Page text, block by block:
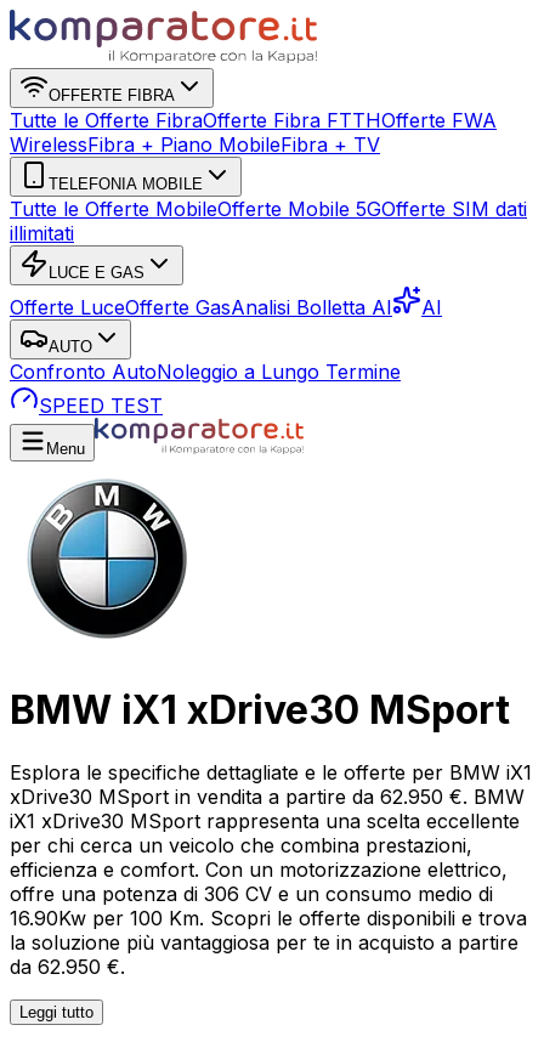
OFFERTE FIBRA
Tutte le Offerte FibraOfferte Fibra FTTHOfferte FWA
WirelessFibra + Piano MobileFibra + TV
TELEFONIA MOBILE
Tutte le Offerte MobileOfferte Mobile 5GOfferte SIM dati
illimitati
LUCE E GAS
Offerte LuceOfferte GasAnalisi Bolletta AI AI
AUTO
Confronto AutoNoleggio a Lungo Termine
SPEED TEST
Menu
BMW iX1 xDrive30 MSport
Esplora le specifiche dettagliate e le offerte per BMW iX1
xDrive30 MSport in vendita a partire da 62.950 €. BMW
iX1 xDrive30 MSport rappresenta una scelta eccellente
per chi cerca un veicolo che combina prestazioni,
efficienza e comfort. Con un motorizzazione elettrico,
offre una potenza di 306 CV e un consumo medio di
16.90Kw per 100 Km. Scopri le offerte disponibili e trova
la soluzione più vantaggiosa per te in acquisto a partire
da 62.950 €.
Leggi tutto